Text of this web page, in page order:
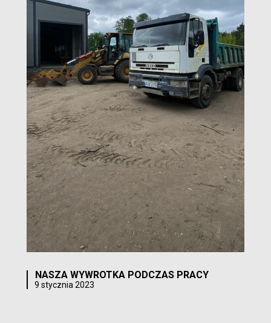
NASZA WYWROTKA PODCZAS PRACY
9 stycznia 2023